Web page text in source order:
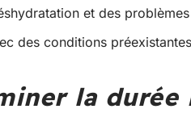
et des
des conditions
la durée